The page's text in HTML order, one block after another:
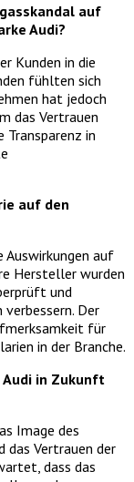
auf
Audi?
Kunden in die
fühlten sich
hat jedoch
das Vertrauen
in
auf den
Auswirkungen auf
Hersteller wurden
und
Der
für
in der Branche.
in Zukunft
Image des
das Vertrauen der
dass das